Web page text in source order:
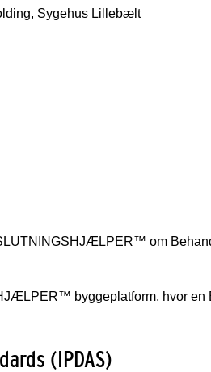
Sygehus Lillebælt
om
byggeplatform, hvor
(IPDAS)